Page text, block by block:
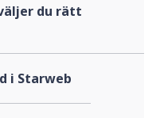
du rätt
i Starweb